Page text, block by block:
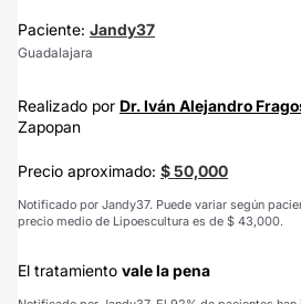
Paciente: Jandy37
Guadalajara
Realizado por Dr. Iván Alejandro
Zapopan
Precio aproximado: $ 50,000
Notificado por Jandy37. Puede variar según
precio medio de Lipoescultura es de $ 43,000.
El tratamiento vale la pena